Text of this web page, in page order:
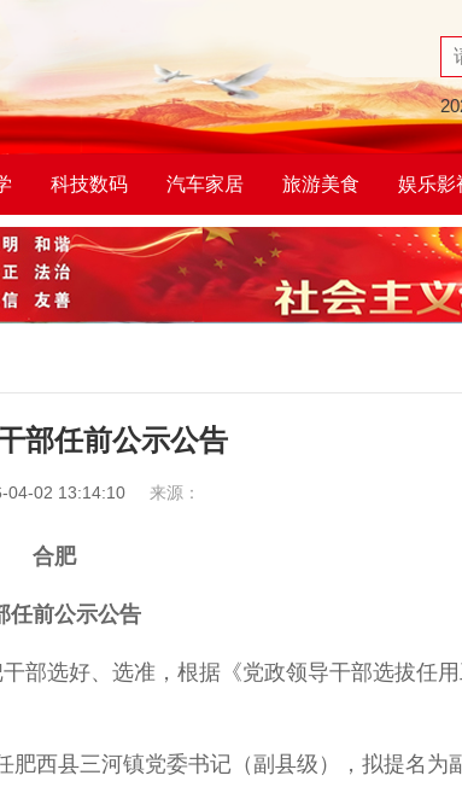
科技数码 汽车家居 旅游美食 娱乐影
部任前公示公告
04-02 13:14:10 来源：
合肥
任前公示公告
选好、选准，根据《党政领导干部选拔任
县三河镇党委书记（副县级），拟提名为